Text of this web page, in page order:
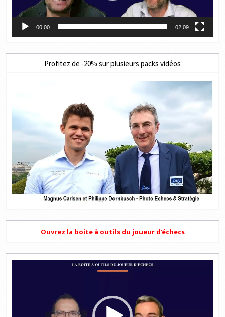
00:00 02:09
Profitez de -20% sur plusieurs packs vidéos
Ouvrez la boite à outils du joueur d'échecs